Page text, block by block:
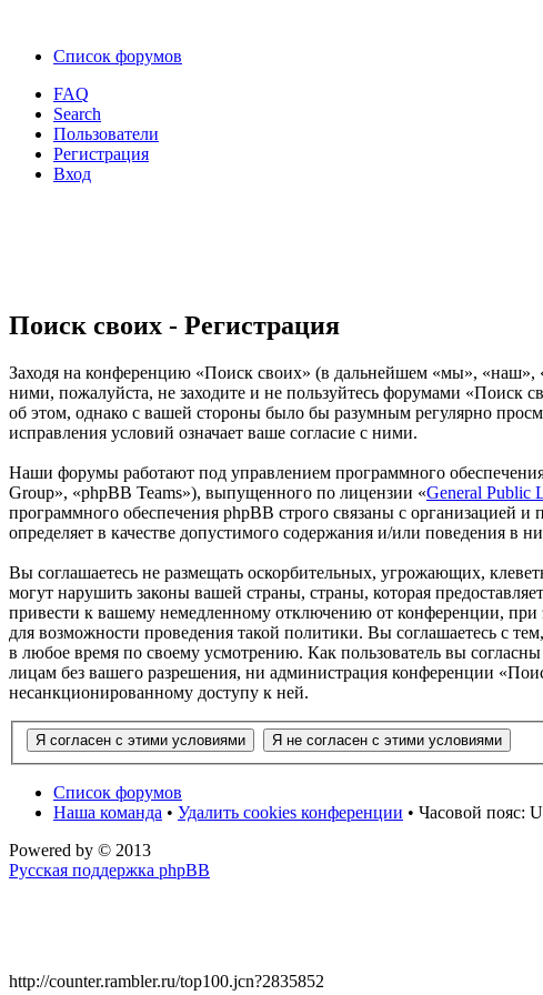
Список форумов
FAQ
Search
Пользователи
Регистрация
Вход
Поиск своих - Регистрация
Заходя на конференцию «Поиск своих» (в дальнейшем «мы», «наш»,
ними, пожалуйста, не заходите и не пользуйтесь форумами «Поиск
об этом, однако с вашей стороны было бы разумным регулярно
исправления условий означает ваше согласие с ними.
Наши форумы работают под управлением программного
Group», «phpBB Teams»), выпущенного по лицензии «General Public
программного обеспечения phpBB строго связаны с организацией
определяет в качестве допустимого содержания и/или поведения в
Вы соглашаетесь не размещать оскорбительных, угрожающих,
могут нарушить законы вашей страны, страны, которая
привести к вашему немедленному отключению от конференции, при
для возможности проведения такой политики. Вы соглашаетесь с
в любое время по своему усмотрению. Как пользователь вы
лицам без вашего разрешения, ни администрация конференции
несанкционированному доступу к ней.
Список форумов
Наша команда • Удалить cookies конференции • Часовой пояс:
Powered by © 2013
Русская поддержка phpBB
http://counter.rambler.ru/top100.jcn?2835852